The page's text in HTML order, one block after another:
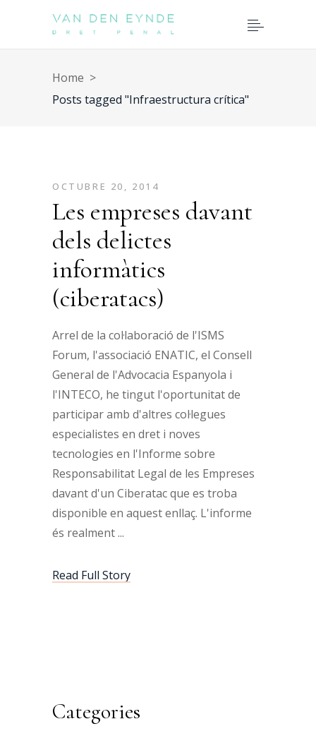
Home >
Posts tagged "Infraestructura crítica"
OCTUBRE 20, 2014
Les empreses davant
dels delictes
informàtics
(ciberatacs)
Arrel de la col·laboració de l'ISMS
Forum, l'associació ENATIC, el Consell
General de l'Advocacia Espanyola i
l'INTECO, he tingut l'oportunitat de
participar amb d'altres col·legues
especialistes en dret i noves
tecnologies en l'Informe sobre
Responsabilitat Legal de les Empreses
davant d'un Ciberatac que es troba
disponible en aquest enllaç. L'informe
és realment
Read Full Story
Categories